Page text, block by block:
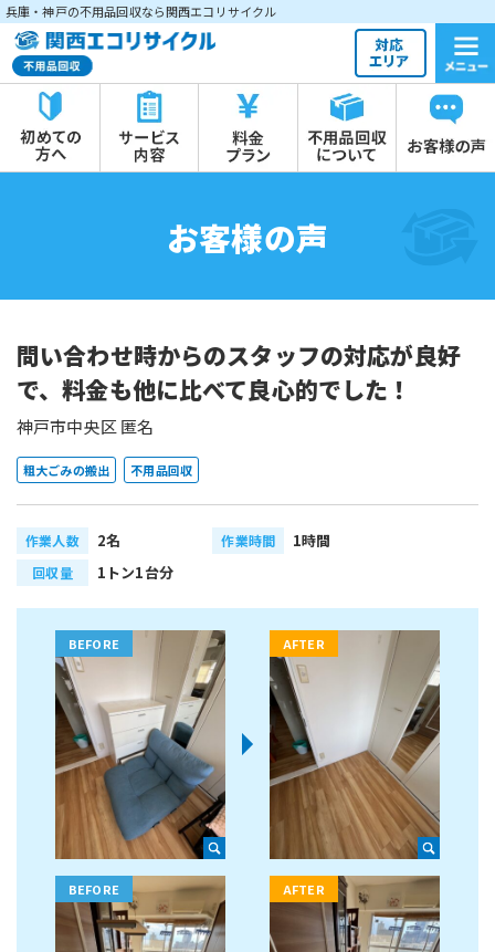
兵庫・神戸の不用品回収なら関西エコリサイクル
お客様の声
問い合わせ時からのスタッフの対応が良好
で、料金も他に比べて良心的でした！
神戸市中央区 匿名
粗大ごみの搬出 不用品回収
作業人数 2名 作業時間 1時間
回収量 1トン1台分